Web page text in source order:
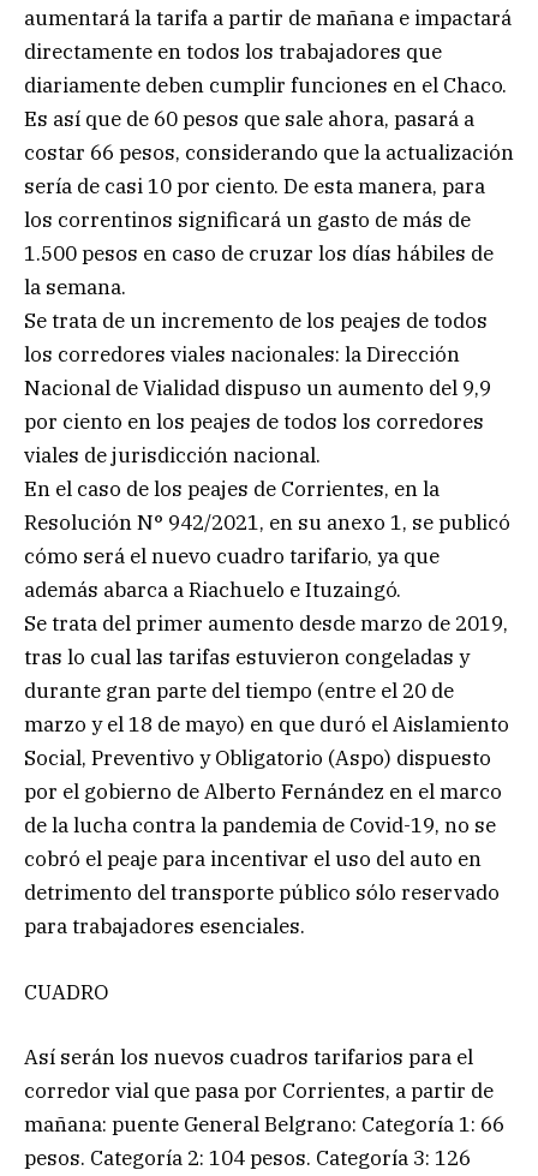
aumentará la tarifa a partir de mañana e impactará
directamente en todos los trabajadores que
diariamente deben cumplir funciones en el Chaco.
Es así que de 60 pesos que sale ahora, pasará a
costar 66 pesos, considerando que la actualización
sería de casi 10 por ciento. De esta manera, para
los correntinos significará un gasto de más de
1.500 pesos en caso de cruzar los días hábiles de
la semana.
Se trata de un incremento de los peajes de todos
los corredores viales nacionales: la Dirección
Nacional de Vialidad dispuso un aumento del 9,9
por ciento en los peajes de todos los corredores
viales de jurisdicción nacional.
En el caso de los peajes de Corrientes, en la
Resolución N° 942/2021, en su anexo 1, se publicó
cómo será el nuevo cuadro tarifario, ya que
además abarca a Riachuelo e Ituzaingó.
Se trata del primer aumento desde marzo de 2019,
tras lo cual las tarifas estuvieron congeladas y
durante gran parte del tiempo (entre el 20 de
marzo y el 18 de mayo) en que duró el Aislamiento
Social, Preventivo y Obligatorio (Aspo) dispuesto
por el gobierno de Alberto Fernández en el marco
de la lucha contra la pandemia de Covid-19, no se
cobró el peaje para incentivar el uso del auto en
detrimento del transporte público sólo reservado
para trabajadores esenciales.
CUADRO
Así serán los nuevos cuadros tarifarios para el
corredor vial que pasa por Corrientes, a partir de
mañana: puente General Belgrano: Categoría 1: 66
pesos. Categoría 2: 104 pesos. Categoría 3: 126